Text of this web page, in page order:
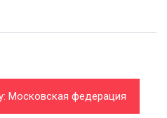
Московская федерация